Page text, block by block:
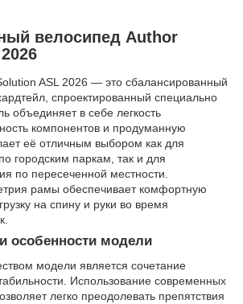
велосипед Author
ASL 2026 — это сбалансированный
спроектированный специально
объединяет в себе легкость
компонентов и продуманную
её отличным выбором как для
городским паркам, так и для
по пересеченной местности.
рамы обеспечивает комфортную
на спину и руки во время
особенности модели
модели является сочетание
Использование современных
легко преодолевать препятствия